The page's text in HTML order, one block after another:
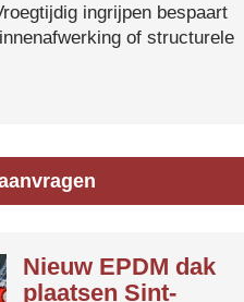
ingrijpen bespaart
of structurele
Nieuw EPDM dak
plaatsen Sint-